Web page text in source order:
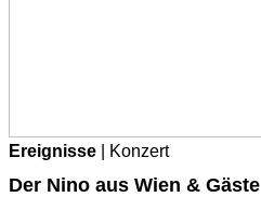
Ereignisse | Konzert
Der Nino aus Wien & Gäste